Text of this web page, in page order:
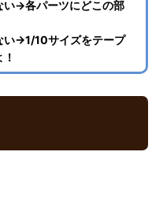
い→各パーツにどこの部
い→1/10サイズをテープ